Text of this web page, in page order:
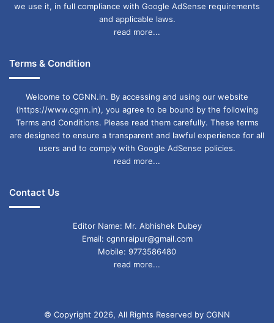
we use it, in full compliance with Google AdSense requirements
and applicable laws.
read more...
Terms & Condition
Welcome to CGNN.in. By accessing and using our website
(https://www.cgnn.in), you agree to be bound by the following
Terms and Conditions. Please read them carefully. These terms
are designed to ensure a transparent and lawful experience for all
users and to comply with Google AdSense policies.
read more...
Contact Us
Editor Name: Mr. Abhishek Dubey
Email: cgnnraipur@gmail.com
Mobile: 9773586480
read more...
© Copyright 2026, All Rights Reserved by CGNN